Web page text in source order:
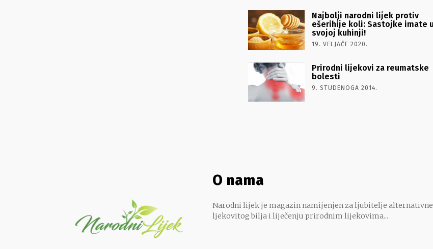
Najbolji narodni lijek protiv
ešerihije koli: Sastojke imate u
svojoj kuhinji!
19. VELJAČE 2020.
Prirodni lijekovi za reumatske
bolesti
9. STUDENOGA 2014.
O nama
Narodni lijek je magazin namijenjen za ljubitelje
ljekovitog bilja i liječenju prirodnim lijekovima...